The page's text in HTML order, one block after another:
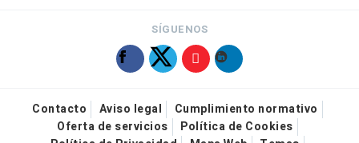
SÍGUENOS
Contacto Aviso legal
Cumplimiento normativo
Oferta de servicios
Política de Cookies